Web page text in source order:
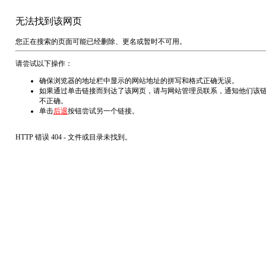
无法找到该网页
您正在搜索的页面可能已经删除、更名或暂时不可用。
请尝试以下操作：
确保浏览器的地址栏中显示的网站地址的拼写和格式正确无误。
如果通过单击链接而到达了该网页，请与网站管理员联系，通知他们该
不正确。
单击后退按钮尝试另一个链接。
HTTP 错误 404 - 文件或目录未找到。